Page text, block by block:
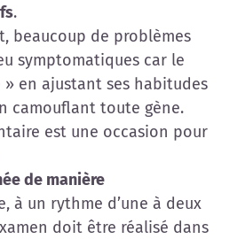
.
beaucoup de problèmes
symptomatiques car le
en ajustant ses habitudes
camouflant toute gène.
est une occasion pour
de manière
à un rythme d’une à deux
doit être réalisé dans